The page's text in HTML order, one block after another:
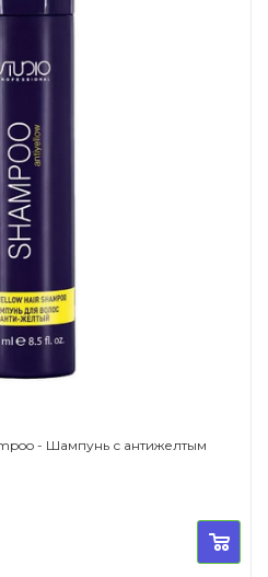
- Шампунь с антижелтым